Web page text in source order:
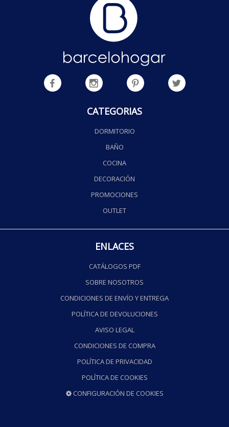
CATEGORIAS
DORMITORIO
BAÑO
COCINA
DECORACIÓN
PROMOCIONES
OUTLET
ENLACES
CATÁLOGOS PDF
SOBRE NOSOTROS
CONDICIONES DE ENVÍO Y ENTREGA
POLÍTICA DE DEVOLUCIONES
AVISO LEGAL
CONDICIONES DE COMPRA
POLÍTICA DE PRIVACIDAD
POLÍTICA DE COOKIES
CONFIGURACIÓN DE COOKIES